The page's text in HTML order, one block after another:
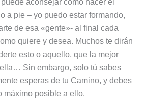
a pie – yo puedo estar formando,
de esa «gente»- al final cada
quiere y desea. Muchos te dirán
esto o aquello, que la mejor
Sin embargo, solo tú sabes
esperas de tu Camino, y debes
máximo posible a ello.